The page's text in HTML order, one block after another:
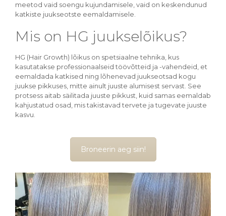
meetod vaid soengu kujundamisele, vaid on keskendunud
katkiste juukseotste eemaldamisele.
Mis on HG juukselõikus?
HG (Hair Growth) lõikus on spetsiaalne tehnika, kus
kasutatakse professionaalseid töövõtteid ja -vahendeid, et
eemaldada katkised ning lõhenevad juukseotsad kogu
juukse pikkuses, mitte ainult juuste alumisest servast. See
protsess aitab säilitada juuste pikkust, kuid samas eemaldab
kahjustatud osad, mis takistavad tervete ja tugevate juuste
kasvu.
Broneerin aeg siin!